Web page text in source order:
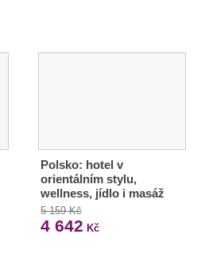
Polsko: hotel v
orientálním stylu,
wellness, jídlo i masáž
5 159 Kč
4 642 Kč